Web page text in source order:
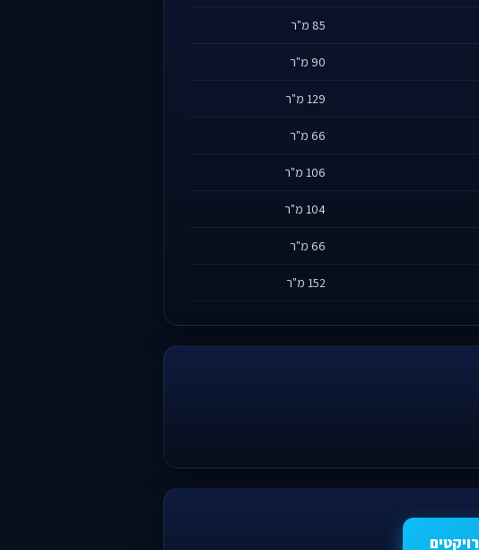
85 מ"ר
90 מ"ר
129 מ"ר
66 מ"ר
106 מ"ר
104 מ"ר
66 מ"ר
152 מ"ר